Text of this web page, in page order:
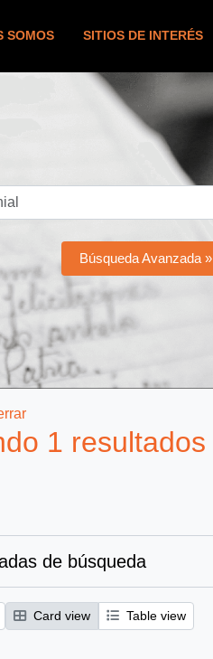
SOMOS SITIOS DE INTERÉS
Búsqueda Avanzada »
1 resultados
de búsqueda
Card view Table view